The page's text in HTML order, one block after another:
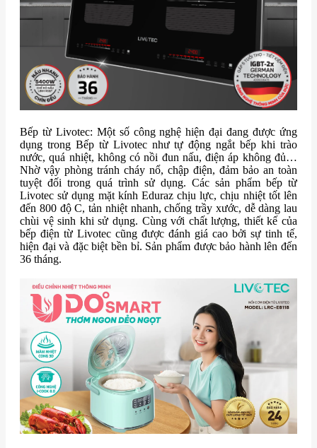
Bếp từ Livotec: Một số công nghệ hiện đại đang được ứng
dụng trong Bếp từ Livotec như tự động ngắt bếp khi trào
nước, quá nhiệt, không có nồi đun nấu, điện áp không đủ…
Nhờ vậy phòng tránh cháy nổ, chập điện, đảm bảo an toàn
tuyệt đối trong quá trình sử dụng. Các sản phẩm bếp từ
Livotec sử dụng mặt kính Eduraz chịu lực, chịu nhiệt tốt lên
đến 800 độ C, tản nhiệt nhanh, chống trầy xước, dễ dàng lau
chùi vệ sinh khi sử dụng. Cùng với chất lượng, thiết kế của
bếp điện từ Livotec cũng được đánh giá cao bởi sự tinh tế,
hiện đại và đặc biệt bền bỉ. Sản phẩm được bảo hành lên đến
36 tháng.